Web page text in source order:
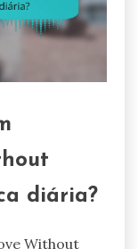
diária?
Without